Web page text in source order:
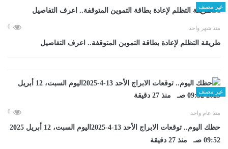
غير مصنف
منذ شهر واحد 0
طريقة التظلم لإعادة بطاقة التموين المتوقفة.. اعرف التفاصيل
غير مصنف
منذ عام واحد 0
حظك اليوم.. توقعات الابراج الأحد 13-4-2025اليوم السبت، 12 أبريل 2025
09:52 صـ منذ 27 دقيقة